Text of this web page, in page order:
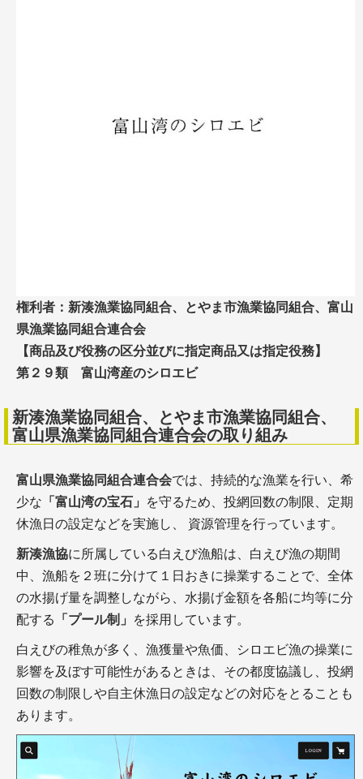
権利者：新湊漁業協同組合、とやま市漁業協同組合、富山
県漁業協同組合連合会
【商品及び役務の区分並びに指定商品又は指定役務】
第２９類 富山湾産のシロエビ
新湊漁業協同組合、とやま市漁業協同組合、
富山県漁業協同組合連合会の取り組み
富山県漁業協同組合連合会では、持続的な漁業を行い、希
少な 「富山湾の宝石」
を守るため、投網回数の制限、定期
休漁日の設定などを実施し、 資源管理を行っています。
新湊漁協に所属している白えび漁船は、白えび漁の期間
中、漁船を２班に分けて１日おきに操業することで、全体
の水揚げ量を調整しながら、水揚げ金額を各船に均等に分
配する
「プール制」 を採用しています。
白えびの稚魚が多く、漁獲量や魚価、シロエビ漁の操業に
影響を及ぼす可能性があるときは、その都度協議し、投網
回数の制限しや自主休漁日の設定などの対応をとることも
あります。